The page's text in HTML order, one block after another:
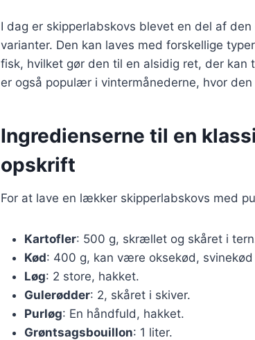
I dag er skipperlabskovs blevet en del af
varianter. Den kan laves med forskellige
fisk, hvilket gør den til en alsidig ret, der
er også populær i vintermånederne, hvor
Ingredienserne til en
opskrift
For at lave en lækker skipperlabskovs med
Kartofler: 500 g, skrællet og skåret i
Kød: 400 g, kan være oksekød, svinekød
Løg: 2 store, hakket.
Gulerødder: 2, skåret i skiver.
Purløg: En håndfuld, hakket.
Grøntsagsbouillon: 1 liter.